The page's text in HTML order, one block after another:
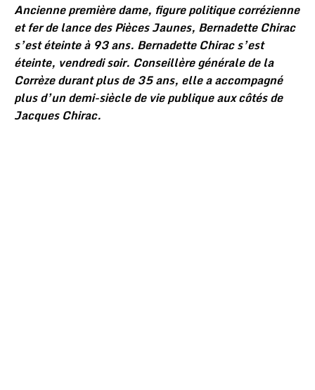
Ancienne première dame, figure politique corrézienne
et fer de lance des Pièces Jaunes, Bernadette Chirac
s’est éteinte à 93 ans. Bernadette Chirac s’est
éteinte, vendredi soir. Conseillère générale de la
Corrèze durant plus de 35 ans, elle a accompagné
plus d’un demi-siècle de vie publique aux côtés de
Jacques Chirac.